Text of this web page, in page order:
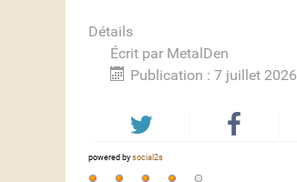
Détails
Écrit par MetalDen
Publication : 7 juillet 2026
powered by social2s
Vote